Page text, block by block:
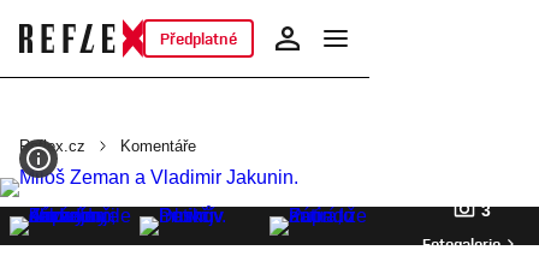
Předplatné
Reflex.cz Komentáře
3
Fotogalerie